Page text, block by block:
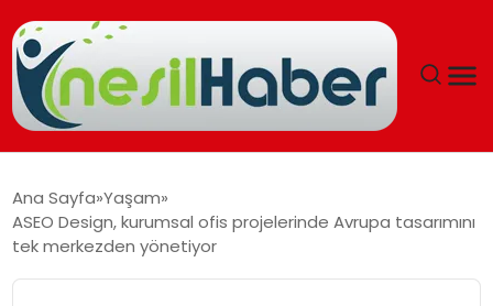
GÜNCEL
Ana Sayfa Yaşam
ASEO Design, kurumsal ofis projelerinde Avrupa tasarımını
tek merkezden yönetiyor